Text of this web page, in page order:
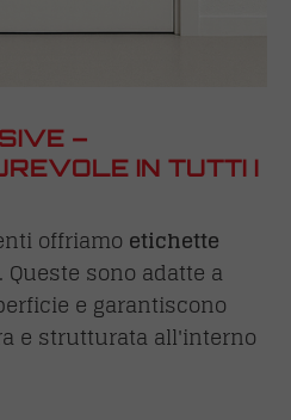
–
IN TUTTI I
offriamo etichette
sono adatte a
e garantiscono
e strutturata all'interno